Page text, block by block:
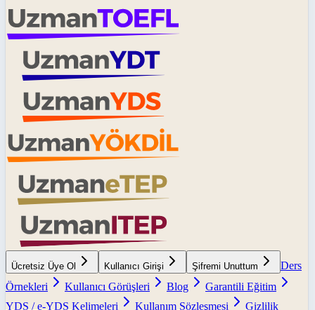
Ücretsiz Üye Ol Kullanıcı Girişi Şifremi Unuttum
Ders
Örnekleri
Kullanıcı Görüşleri Blog
Garantili Eğitim
YDS / e-YDS Kelimeleri
Kullanım Sözleşmesi
Gizlilik